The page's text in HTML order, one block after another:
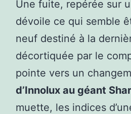
Une fuite, repérée sur
dévoile ce qui semble
neuf destiné à la
décortiquée par le
pointe vers un
d’Innolux au géant
muette, les indices